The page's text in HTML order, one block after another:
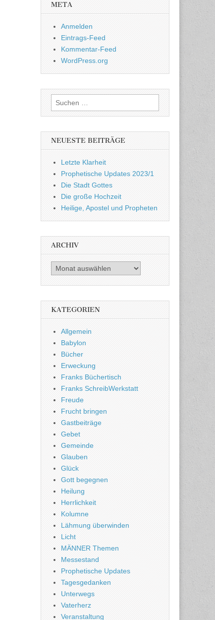
META
Anmelden
Eintrags-Feed
Kommentar-Feed
WordPress.org
Suchen
nach:
NEUESTE BEITRÄGE
Letzte Klarheit
Prophetische Updates 2023/1
Die Stadt Gottes
Die große Hochzeit
Heilige, Apostel und Propheten
ARCHIV
Archiv
KATEGORIEN
Allgemein
Babylon
Bücher
Erweckung
Franks Büchertisch
Franks SchreibWerkstatt
Freude
Frucht bringen
Gastbeiträge
Gebet
Gemeinde
Glauben
Glück
Gott begegnen
Heilung
Herrlichkeit
Kolumne
Lähmung überwinden
Licht
MÄNNER Themen
Messestand
Prophetische Updates
Tagesgedanken
Unterwegs
Vaterherz
Veranstaltung